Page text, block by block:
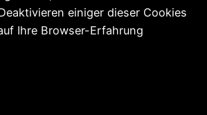
einiger dieser Cookies
Ihre Browser-Erfahrung